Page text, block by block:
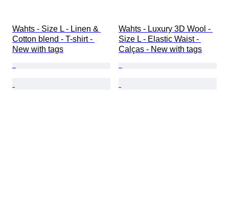
Wahts - Size L - Linen &
Cotton blend - T-shirt -
New with tags
Wahts - Luxury 3D Wool -
Size L - Elastic Waist -
Calças - New with tags